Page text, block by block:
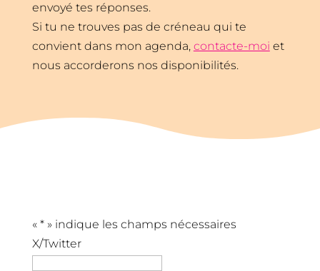
envoyé tes réponses.
Si tu ne trouves pas de créneau qui te
convient dans mon agenda, contacte-moi et
nous accorderons nos disponibilités.
« *» indique les champs nécessaires
X/Twitter